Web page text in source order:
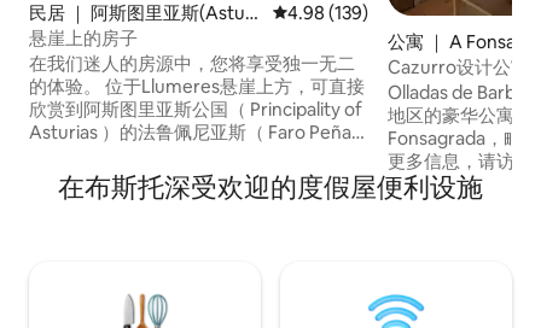
民居 ｜ 阿斯图里亚斯(Asturi
as)
平均评分 4.98 分（满分 5 分），
4.98 (139)
悬崖上的房子
在我们迷人的房源中，您将享受独一无二
的体验。 位于Llumeres悬崖上方，可直接
欣赏到阿斯图里亚斯公国（ Principality of
Asturias ）的法鲁佩尼亚斯（ Faro Peñas
的厨房、两个露台（均可欣赏海景）、全
功能卫生间、休闲区和一间非常宽敞的卧
公寓 ｜ A
Cazurro设计公寓
Olladas de
地区的豪华公寓组
Fonsagrada，毗邻阿
更多信息，请访问
olladasdebarbeitos.com 这是
自然的绝佳场所，
在布斯托深受欢迎的度假屋便利设施